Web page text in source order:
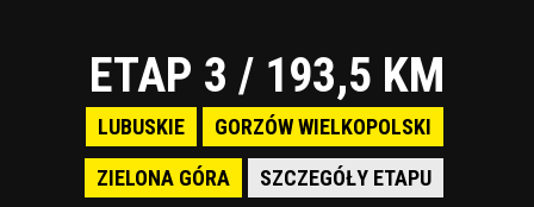
ETAP 3 / 193,5 KM
LUBUSKIE GORZÓW WIELKOPOLSKI
ZIELONA GÓRA SZCZEGÓŁY ETAPU